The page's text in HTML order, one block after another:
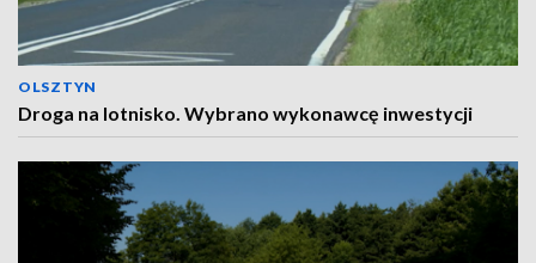
OLSZTYN
Droga na lotnisko. Wybrano wykonawcę inwestycji